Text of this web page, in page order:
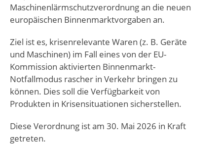
Maschinenlärmschutzverordnung an die neuen
europäischen Binnenmarktvorgaben an.
Ziel ist es, krisenrelevante Waren (z. B. Geräte
und Maschinen) im Fall eines von der EU-
Kommission aktivierten Binnenmarkt-
Notfallmodus rascher in Verkehr bringen zu
können. Dies soll die Verfügbarkeit von
Produkten in Krisensituationen sicherstellen.
Diese Verordnung ist am 30. Mai 2026 in Kraft
getreten.